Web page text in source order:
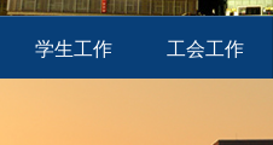
学生工作 工会工作